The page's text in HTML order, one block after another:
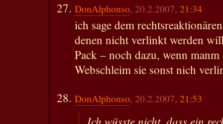
DonAlphonso, 20.2.2007, 21:34
ich sage dem
denen nicht verlinkt werden
Pack – noch dazu, wenn
Webschleim sie sonst nich
DonAlphonso, 20.2.2007, 21:53
Ich wüsste nicht, dass ein